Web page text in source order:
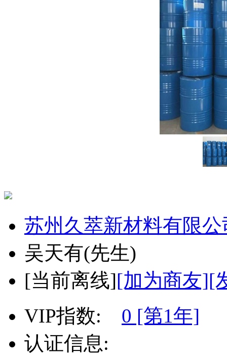
苏州久萃新材料有限公
吴天有(先生)
[当前离线][加为商友][
VIP指数: 0 [第1年]
认证信息: